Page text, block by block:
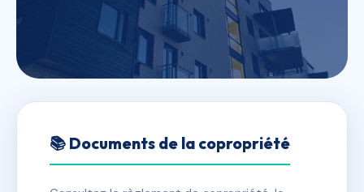
7 RUE FOCH
📚 Documents de la copropriété